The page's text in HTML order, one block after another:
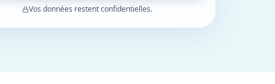
Vos données restent confidentielles.